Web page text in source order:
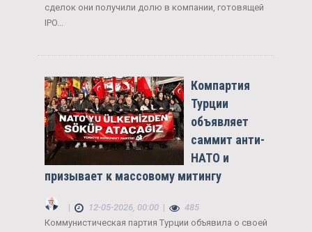
сделок они получили долю в компании, готовящей
IPO...
Компартия
Турции
объявляет
саммит анти-
НАТО и
призывает к массовому митингу
| 12-05-2026, 00:00 |
485
Коммунистическая партия Турции объявила о своей